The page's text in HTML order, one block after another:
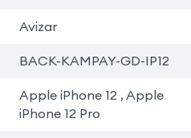
Avizar
BACK-KAMPAY-GD-IP12
Apple iPhone 12 , Apple
iPhone 12 Pro